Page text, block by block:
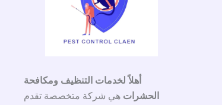
أهلاً لخدمات التنظيف ومكافحة
الحشرات هي شركة متخصصة تقدم